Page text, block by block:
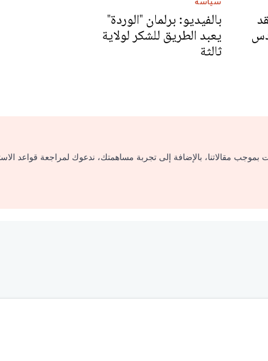
بالفيديو: برلمان "الوردة"
يعبد الطريق للشكر لولاية
ثالثة
بموجب مقالاتنا، بالإضافة إلى تجربة مساهمتك، ندعوك لمراجعة قواعد